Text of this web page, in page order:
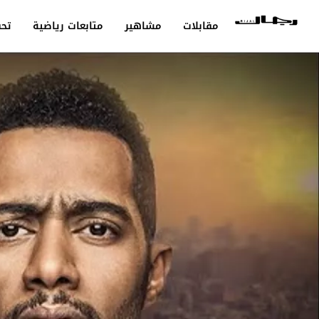
متابعات رياضية مشاهير مقابلات